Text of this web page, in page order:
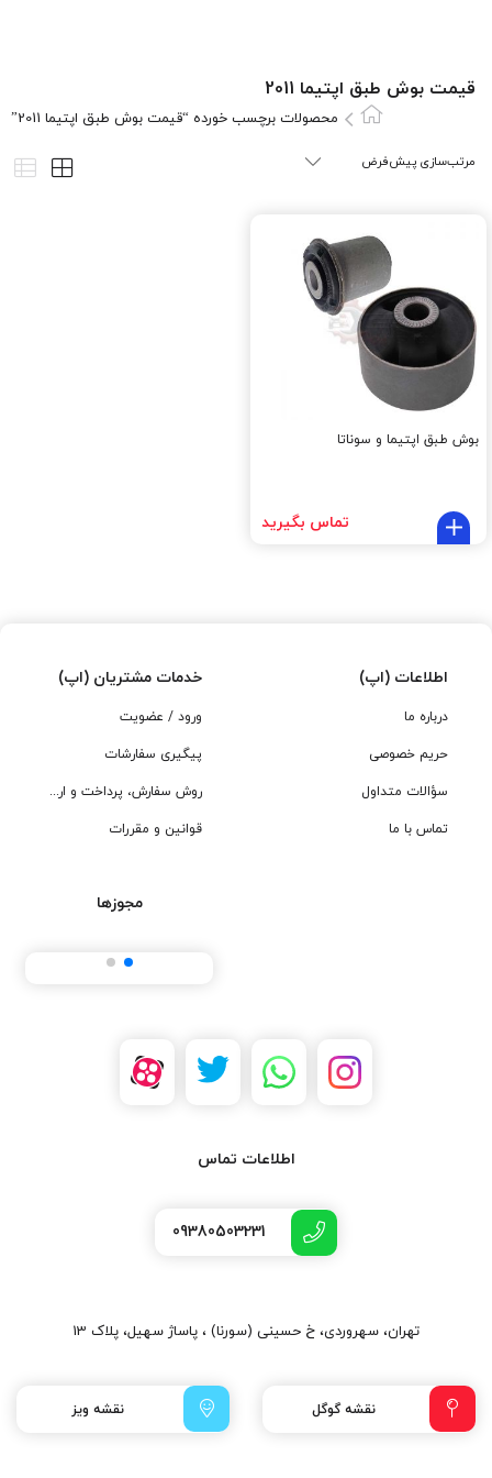
قیمت بوش طبق اپتیما 2011
محصولات برچسب خورده “قیمت بوش طبق اپتیما 2011”
بوش طبق اپتیما و سوناتا
تماس بگیرید
اطلاعات (اپ)
درباره ما
حریم خصوصی
سؤالات متداول
تماس با ما
خدمات مشتریان (اپ)
ورود / عضویت
پیگیری سفارشات
روش سفارش، پرداخت و ارسال
قوانین و مقررات
مجوزها
اطلاعات تماس
09380503231
تهران، سهروردی، خ حسینی (سورنا) ، پاساژ سهیل، پلاک 13
نقشه گوگل نقشه ویز